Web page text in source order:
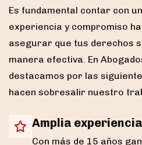
Es fundamental contar con
experiencia y compromiso
asegurar que tus derechos
manera efectiva. En
destacamos por las
hacen sobresalir nuestro
Amplia experiencia
Con más de 15 años